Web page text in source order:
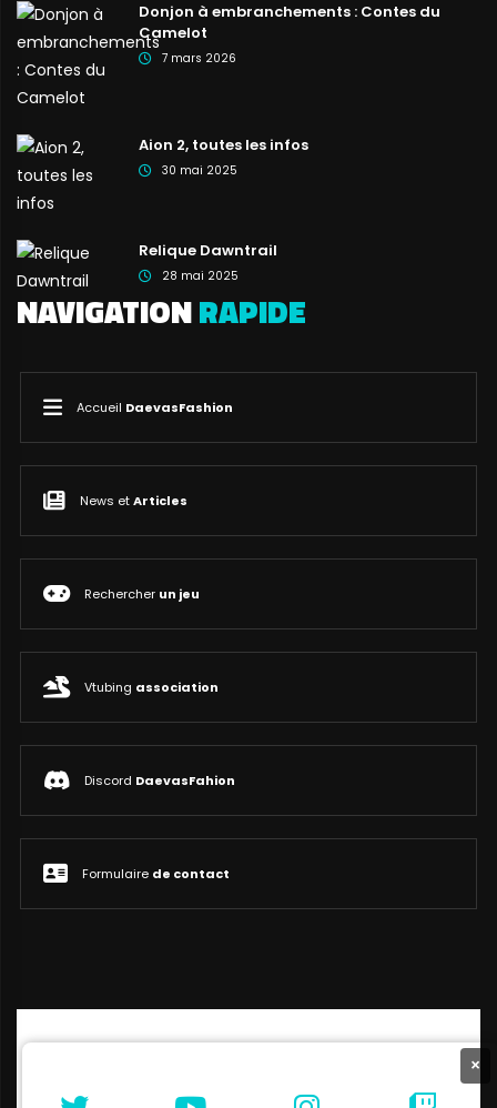
Donjon à embranchements : Contes du
Camelot
7 mars 2026
Aion 2, toutes les infos
30 mai 2025
Relique Dawntrail
28 mai 2025
NAVIGATIONRAPIDE
Accueil DaevasFashion
News etArticles
Rechercher un jeu
Vtubing association
Discord DaevasFahion
Formulaire de contact
×